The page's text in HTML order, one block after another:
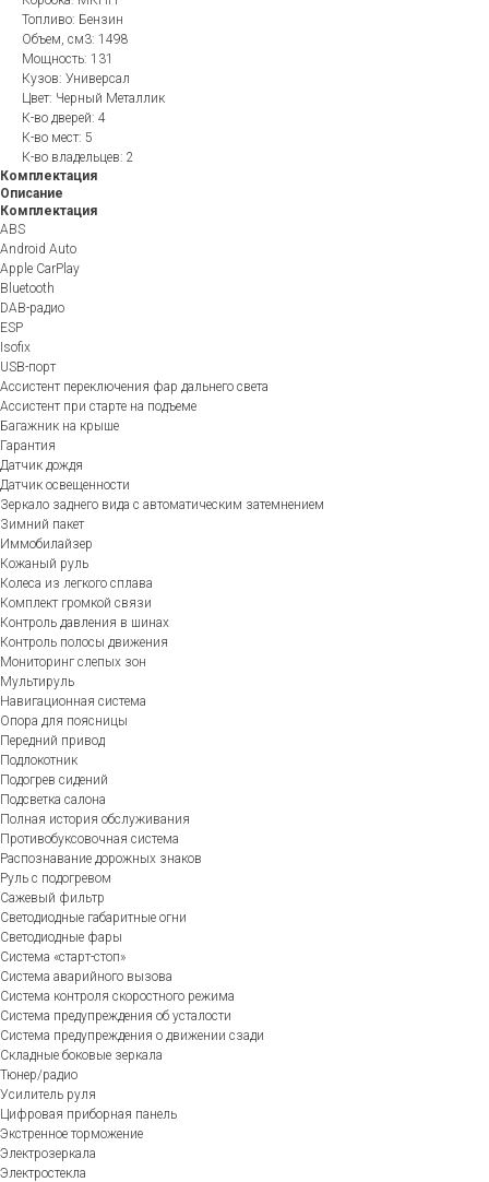
Топливо: Бензин
Объем, см3: 1498
Мощность: 131
Кузов: Универсал
Цвет: Черный Металлик
К-во дверей: 4
К-во мест: 5
К-во владельцев: 2
Комплектация
Описание
Комплектация
ABS
Android Auto
Apple CarPlay
Bluetooth
DAB-радио
ESP
Isofix
USB-порт
Ассистент переключения фар дальнего света
Ассистент при старте на подъеме
Багажник на крыше
Гарантия
Датчик дождя
Датчик освещенности
Зеркало заднего вида с автоматическим затемнением
Зимний пакет
Иммобилайзер
Кожаный руль
Колеса из легкого сплава
Комплект громкой связи
Контроль давления в шинах
Контроль полосы движения
Мониторинг слепых зон
Мультируль
Навигационная система
Опора для поясницы
Передний привод
Подлокотник
Подогрев сидений
Подсветка салона
Полная история обслуживания
Противобуксовочная система
Распознавание дорожных знаков
Руль с подогревом
Сажевый фильтр
Светодиодные габаритные огни
Светодиодные фары
Система «старт-стоп»
Система аварийного вызова
Система контроля скоростного режима
Система предупреждения об усталости
Система предупреждения о движении сзади
Складные боковые зеркала
Тюнер/радио
Усилитель руля
Цифровая приборная панель
Экстренное торможение
Электрозеркала
Электростекла